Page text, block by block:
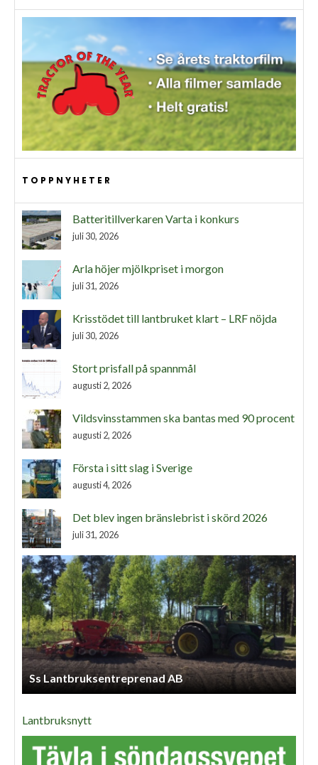
TOPPNYHETER
Batteritillverkaren Varta i konkurs
juli 30, 2026
Arla höjer mjölkpriset i morgon
juli 31, 2026
Krisstödet till lantbruket klart – LRF nöjda
juli 30, 2026
Stort prisfall på spannmål
augusti 2, 2026
Vildsvinsstammen ska bantas med 90 procent
augusti 2, 2026
Första i sitt slag i Sverige
augusti 4, 2026
Det blev ingen bränslebrist i skörd 2026
juli 31, 2026
Ss Lantbruksentreprenad AB
Lantbruksnytt